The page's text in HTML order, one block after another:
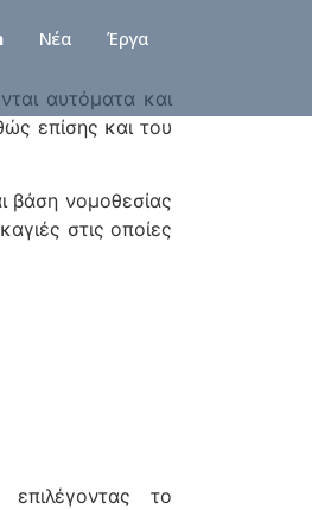
Νέα Έργα
αυτόματα και
επίσης και του
βάση νομοθεσίας
στις οποίες
το